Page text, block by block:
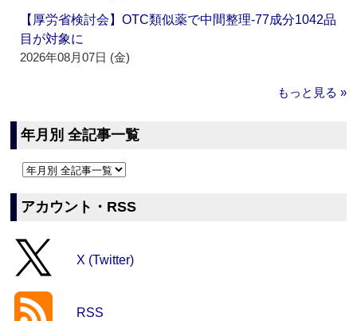
【厚労省検討会】OTC類似薬で中間整理‐77成分1042品
目が対象に
2026年08月07日 (金)
もっと見る »
年月別 全記事一覧
アカウント・RSS
X (Twitter)
RSS